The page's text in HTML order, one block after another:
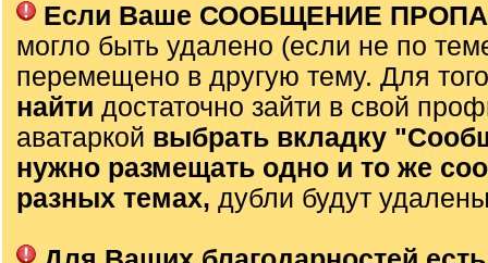
Если Ваше СООБЩЕНИЕ
могло быть удалено (если не по
перемещено в другую тему. Для
найти достаточно зайти в свой
аватаркой выбрать вкладку
нужно размещать одно и то же
разных темах, дубли будут